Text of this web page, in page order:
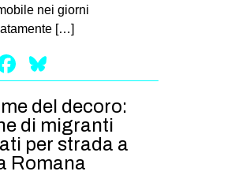
GENERI
PRECARIATO
REPRESSIONE
STUDENTI
CULTURE
nei giorni
[…]
Facebook
del decoro:
di migranti
per strada a
Romana